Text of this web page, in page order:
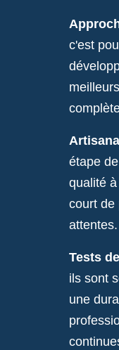
c'est
étape
qualité
court de
attentes.
Tests
ils sont
une